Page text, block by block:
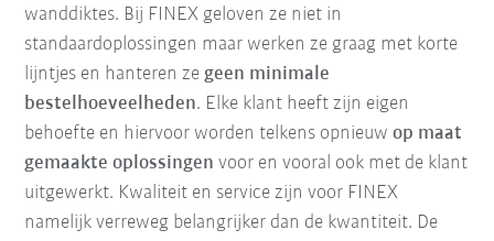
wanddiktes. Bij FINEX geloven ze niet in
standaardoplossingen maar werken ze graag met korte
lijntjes en hanteren zegeen minimale
bestelhoeveelheden. Elke klant heeft zijn eigen
behoefte en hiervoor worden telkens opnieuwop maat
gemaakte oplossingen voor en vooral ook met de klant
uitgewerkt. Kwaliteit en service zijn voor FINEX
namelijk verreweg belangrijker dan de kwantiteit. De